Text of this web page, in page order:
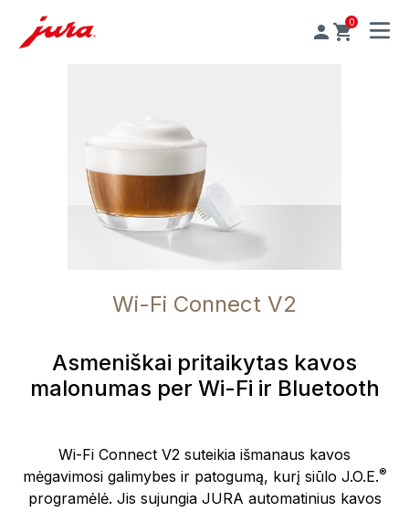
0
MENU
Wi-Fi Connect V2
Asmeniškai pritaikytas kavos
malonumas per Wi-Fi ir Bluetooth
Wi-Fi Connect V2 suteikia išmanaus kavos
mėgavimosi galimybes ir patogumą, kurį siūlo J.O.E.®
programėlė. Jis sujungia JURA automatinius kavos